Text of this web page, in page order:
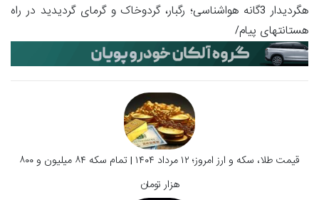
هگردیدار 3گانه هواشناسی؛ رگبار، گردوخاک و گرمای گردیدید در راه
هستانتهای پیام/
قیمت طلا، سکه و ارز امروز؛ ۱۲ مرداد ۱۴۰۴ | تمام سکه ۸۴ میلیون و ۸۰۰
هزار تومان